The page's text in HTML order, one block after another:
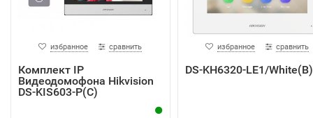
избранное сравнить
Комплект IP
Видеодомофона Hikvision
DS-KIS603-P(C)
избранное сравнить
DS-KH6320-LE1/White(B)